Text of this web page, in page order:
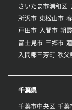
さいたま市浦和区
所沢市 東松山市
戸田市 入間市 朝
富士見市 三郷市
入間郡三芳町 秩父
千葉県
千葉市中央区 千葉